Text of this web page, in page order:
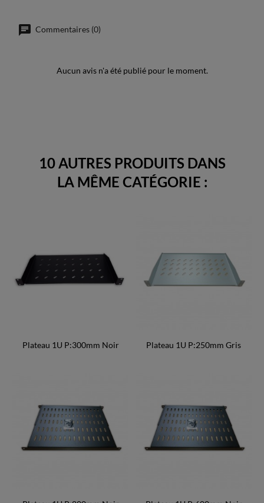
Commentaires (0)
Aucun avis n'a été publié pour le moment.
10 AUTRES PRODUITS DANS
LA MÊME CATÉGORIE :
Plateau 1U P:300mm Noir Plateau 1U P:250mm Gris